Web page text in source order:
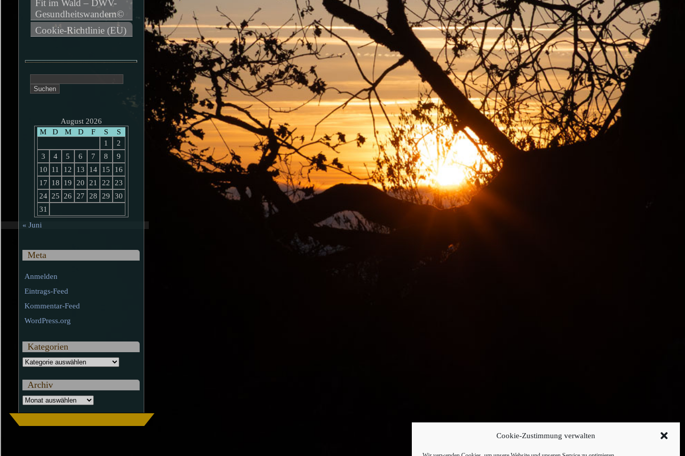
Cookie-Zustimmung verwalten
Fit im Wald – DWV-
Gesundheitswandern©
Cookie-Richtlinie (EU)
nach:
August 2026
M
D M D F S
S
1
2
3
4 5 6 7 8
9
10
11 12 13 14 15
16
17
18 19 20 21 22
23
24 25 26 27 28 29
30
31
« Juni
Meta
Anmelden
Eintrags-Feed
Kommentar-Feed
WordPress.org
Kategorien
Kategorien
Archiv
Archiv